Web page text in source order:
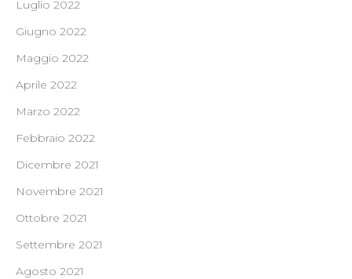
Luglio 2022
Giugno 2022
Maggio 2022
Aprile 2022
Marzo 2022
Febbraio 2022
Dicembre 2021
Novembre 2021
Ottobre 2021
Settembre 2021
Agosto 2021